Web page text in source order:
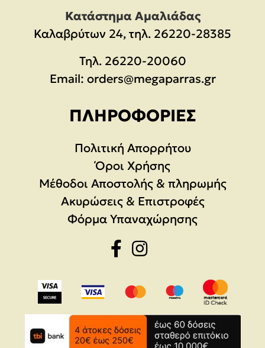
Κατάστημα Αμαλιάδας
Καλαβρύτων 24, τηλ. 26220-28385
Τηλ. 26220-20060
Email: orders@megaparras.gr
ΠΛΗΡΟΦΟΡΊΕΣ
Πολιτική Απορρήτου
Όροι Χρήσης
Μέθοδοι Αποστολής & πληρωμής
Ακυρώσεις & Επιστροφές
Φόρμα Υπαναχώρησης